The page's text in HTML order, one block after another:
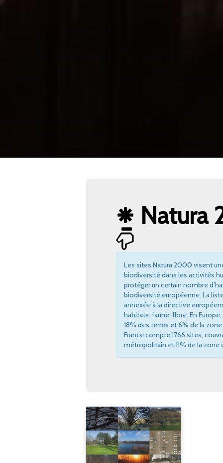
Natura
Les sites Natura 2000 visent
biodiversité dans les activités
protéger un certain nombre
biodiversité européenne. La
annexée à la directive
habitats-faune-flore. En
18% des terres et 6% de la
France compte 1766 sites,
métropolitain et 11% de la